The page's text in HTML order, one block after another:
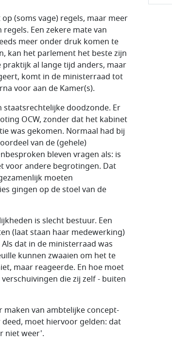
(soms vage) regels, maar meer
Een zekere mate van
meer onder druk komen te
kan het parlement het beste zijn
al lange tijd anders, maar
komt in de ministerraad tot
voor aan de Kamer(s).
doodzonde. Er
OCW, zonder dat het kabinet
was gekomen. Normaal had bij
van de (gehele)
bleven vragen als: is
voor andere begrotingen. Dat
moeten
gingen op de stoel van de
is slecht bestuur. Een
(laat staan haar medewerking)
dat in de ministerraad was
kunnen zwaaien om het te
maar reageerde. En hoe moet
die zij zelf - buiten
van ambtelijke concept-
moet hiervoor gelden: dat
niet weer'.